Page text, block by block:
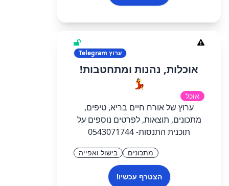
ערוץ
אוכלות, נהנות ומתחטבות!
💃
אוכל
ערוץ של אורח חיים בריא, טיפים,
מתכונים, תוצאות, לפרטים נוספים על
תוכנית התנסות- 0543071744
מתכונים בישול ואפייה
הצטרף עכשיו!